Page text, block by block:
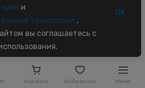
Корзина Избранное Меню
куки и
технологии ,
вы соглашаетесь с
OK